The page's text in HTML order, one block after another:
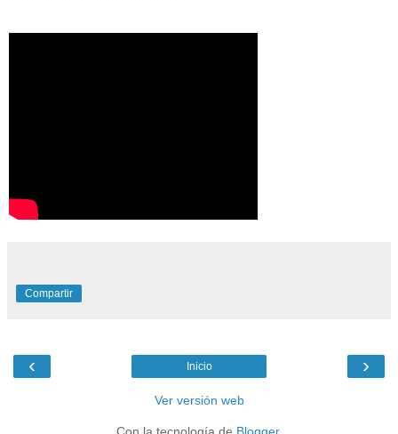
Compartir
‹ ›
Inicio
Ver versión web
Con la tecnología de Blogger.